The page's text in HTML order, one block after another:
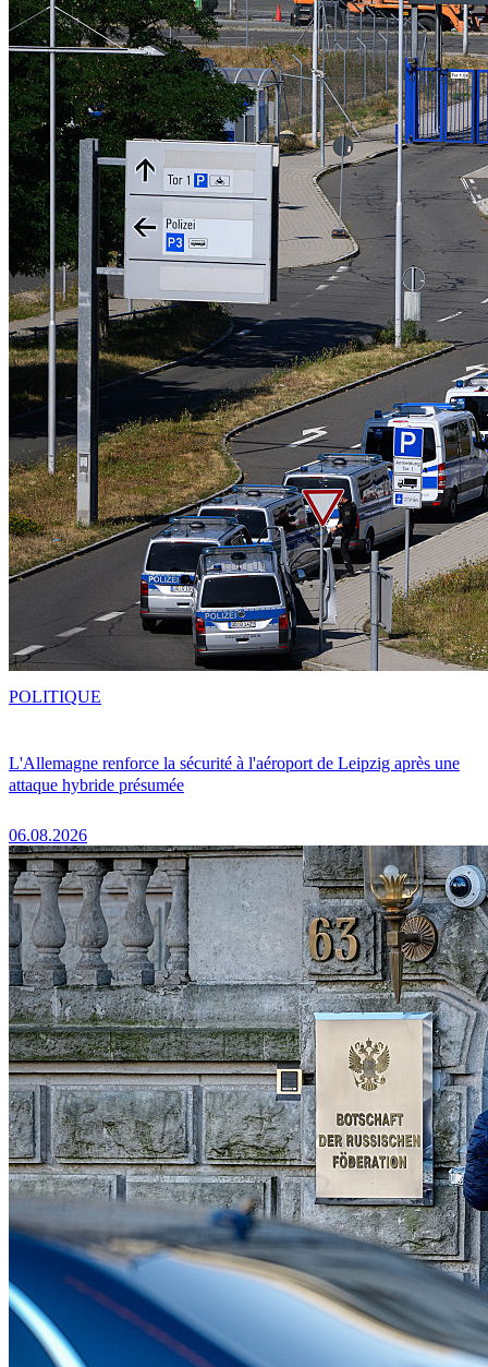
L'Allemagne renforce la sécurité à l'aéroport de Leipzig après une
attaque hybride présumée
06.08.2026
POLITIQUE